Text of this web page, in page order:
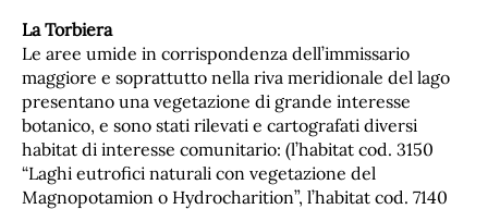
La Torbiera
Le aree umide in corrispondenza dell’immissario
maggiore e soprattutto nella riva meridionale del lago
presentano una vegetazione di grande interesse
botanico, e sono stati rilevati e cartografati diversi
habitat di interesse comunitario: (l’habitat cod. 3150
“Laghi eutrofici naturali con vegetazione del
Magnopotamion o Hydrocharition”, l’habitat cod. 7140